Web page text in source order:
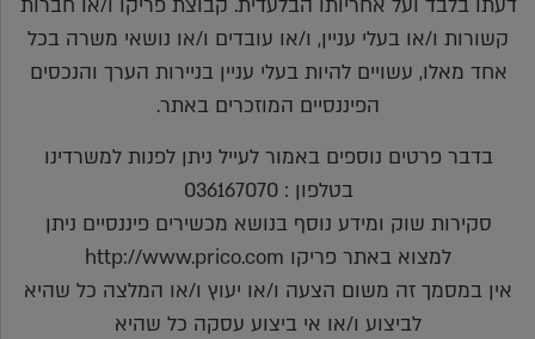
דעתו בלבד ועל אחריותו הבלעדית. קבוצת פריקו ו/או חברות
קשורות ו/או בעלי עניין, ו/או עובדים ו/או נושאי משרה בכל
אחד מאלו, עשויים להיות בעלי עניין בניירות הערך והנכסים
הפיננסיים המוזכרים באתר.
בדבר פרטים נוספים באמור לעייל ניתן לפנות למשרדינו
בטלפון : 036167070
סקירות שוק ומידע נוסף בנושא מכשירים פיננסיים ניתן
למצוא באתר פריקו http://www.prico.com
אין במסמך זה משום הצעה ו/או יעוץ ו/או המלצה כל שהיא
לביצוע ו/או אי ביצוע עסקה כל שהיא